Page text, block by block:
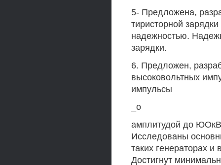
5- Предложена,
тиристорной
надежностью.
зарядки.
6. Предложен,
высоковольтных
импульсы
_о
амплитудой до ЮОкВ
Исследованы
таких генераторах
Достигнут